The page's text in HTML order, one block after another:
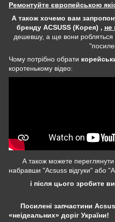
Ремонтуйте європейською
А також хочемо вам
бренду ACSUSS (Корея) , не
дешевшу, а ще вони робляться
Чому потрібно обрати
коротенькому відео:
А також можете переглянути
набравши "Acsuss відгуки" або
і після цього зробите
Посилені запчастини
«неідеальних» доріг України!